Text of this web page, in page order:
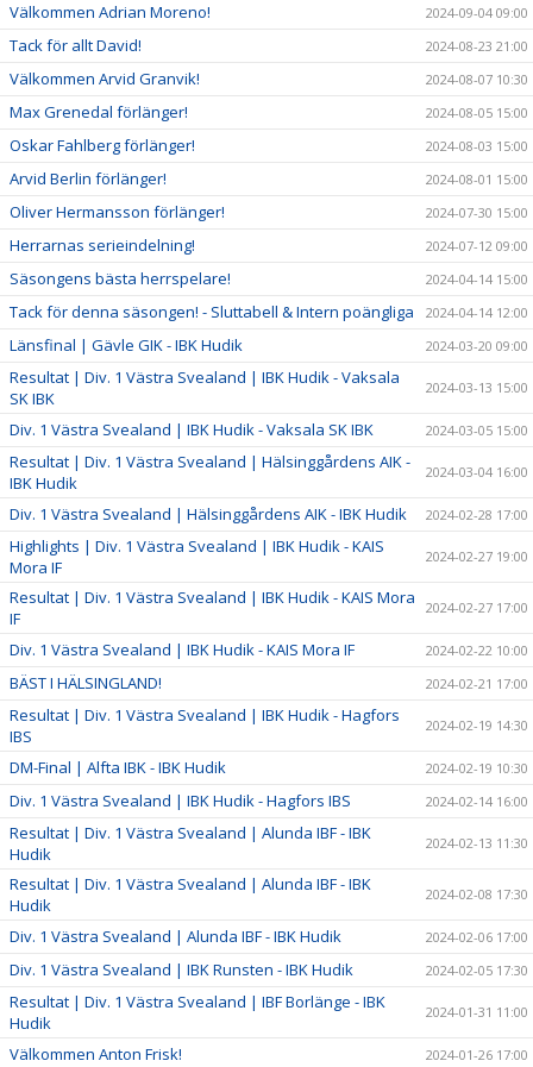
Välkommen Adrian Moreno! 2024-09-04 09:00
Tack för allt David! 2024-08-23 21:00
Välkommen Arvid Granvik! 2024-08-07 10:30
Max Grenedal förlänger! 2024-08-05 15:00
Oskar Fahlberg förlänger! 2024-08-03 15:00
Arvid Berlin förlänger! 2024-08-01 15:00
Oliver Hermansson förlänger! 2024-07-30 15:00
Herrarnas serieindelning! 2024-07-12 09:00
Säsongens bästa herrspelare! 2024-04-14 15:00
Tack för denna säsongen! - Sluttabell & Intern poängliga 2024-04-14 12:00
Länsfinal | Gävle GIK - IBK Hudik 2024-03-20 09:00
Resultat | Div. 1 Västra Svealand | IBK Hudik - Vaksala
SK IBK
2024-03-13 15:00
Div. 1 Västra Svealand | IBK Hudik - Vaksala SK IBK 2024-03-05 15:00
Resultat | Div. 1 Västra Svealand | Hälsinggårdens AIK -
IBK Hudik
2024-03-04 16:00
Div. 1 Västra Svealand | Hälsinggårdens AIK - IBK Hudik 2024-02-28 17:00
Highlights | Div. 1 Västra Svealand | IBK Hudik - KAIS
Mora IF
2024-02-27 19:00
Resultat | Div. 1 Västra Svealand | IBK Hudik - KAIS Mora
IF
2024-02-27 17:00
Div. 1 Västra Svealand | IBK Hudik - KAIS Mora IF 2024-02-22 10:00
BÄST I HÄLSINGLAND! 2024-02-21 17:00
Resultat | Div. 1 Västra Svealand | IBK Hudik - Hagfors
IBS
2024-02-19 14:30
DM-Final | Alfta IBK - IBK Hudik 2024-02-19 10:30
Div. 1 Västra Svealand | IBK Hudik - Hagfors IBS 2024-02-14 16:00
Resultat | Div. 1 Västra Svealand | Alunda IBF - IBK
Hudik
2024-02-13 11:30
Resultat | Div. 1 Västra Svealand | Alunda IBF - IBK
Hudik
2024-02-08 17:30
Div. 1 Västra Svealand | Alunda IBF - IBK Hudik 2024-02-06 17:00
Div. 1 Västra Svealand | IBK Runsten - IBK Hudik 2024-02-05 17:30
Resultat | Div. 1 Västra Svealand | IBF Borlänge - IBK
Hudik
2024-01-31 11:00
Välkommen Anton Frisk! 2024-01-26 17:00